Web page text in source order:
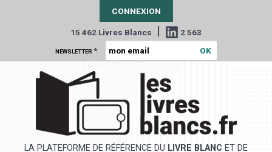
CONNEXION
15 462 Livres Blancs | 2 563
NEWSLETTER *
LA PLATEFORME DE RÉFÉRENCE DU LIVRE BLANC ET DE